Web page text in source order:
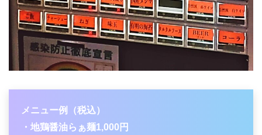
メニュー例（税込）
・地鶏醤油らぁ麺1,000円